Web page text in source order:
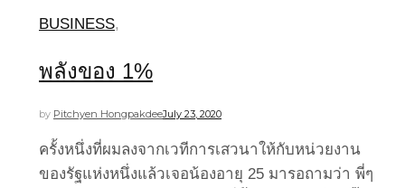
BUSINESS,
พลังของ 1%
by Pitchyen HongpakdeeJuly 23, 2020
ครั้งหนึ่งที่ผมลงจากเวทีการเสวนาให้กับหน่วยงาน
ของรัฐแห่งหนึ่งแล้วเจอน้องอายุ 25 มารอถามว่า พี่ๆ